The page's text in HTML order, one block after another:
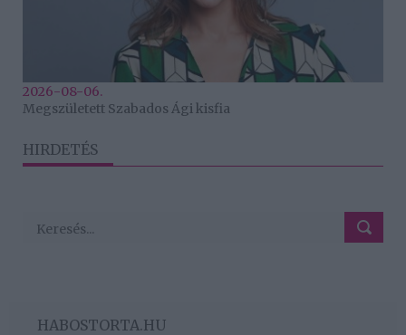
2026-08-06.
Megszületett Szabados Ági kisfia
HIRDETÉS
HABOSTORTA.HU